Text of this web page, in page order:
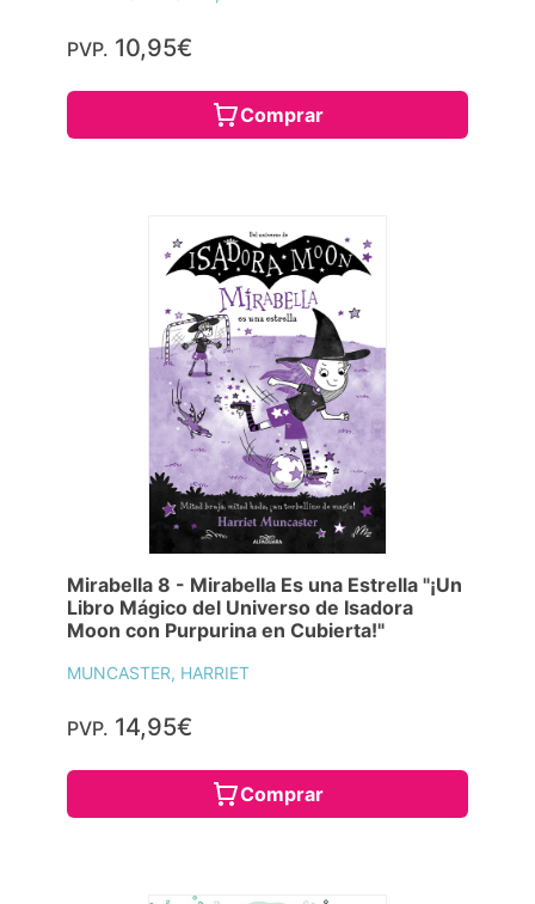
PVP. 10,95€
Comprar
Mirabella 8 - Mirabella Es una Estrella "¡Un
Libro Mágico del Universo de Isadora
Moon con Purpurina en Cubierta!"
MUNCASTER, HARRIET
PVP. 14,95€
Comprar